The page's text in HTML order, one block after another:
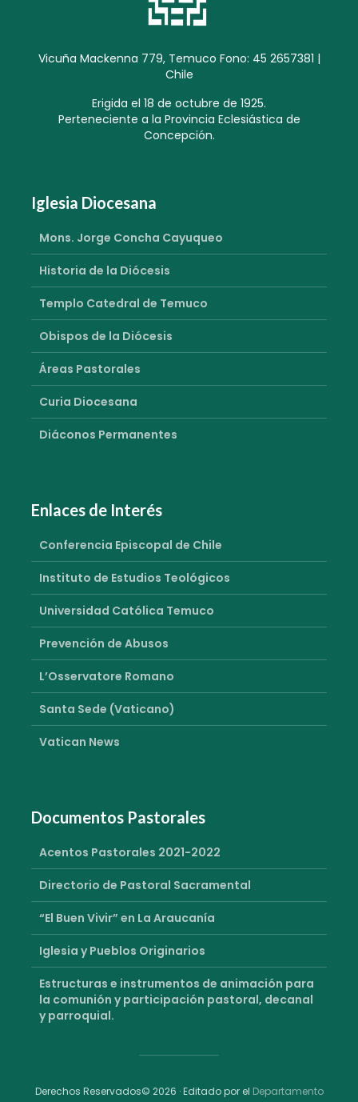
Vicuña Mackenna 779, Temuco Fono: 45 2657381 |
Chile
Erigida el 18 de octubre de 1925.
Perteneciente a la Provincia Eclesiástica de
Concepción.
Iglesia Diocesana
Mons. Jorge Concha Cayuqueo
Historia de la Diócesis
Templo Catedral de Temuco
Obispos de la Diócesis
Áreas Pastorales
Curia Diocesana
Diáconos Permanentes
Enlaces de Interés
Conferencia Episcopal de Chile
Instituto de Estudios Teológicos
Universidad Católica Temuco
Prevención de Abusos
L’Osservatore Romano
Santa Sede (Vaticano)
Vatican News
Documentos Pastorales
Acentos Pastorales 2021-2022
Directorio de Pastoral Sacramental
“El Buen Vivir” en La Araucanía
Iglesia y Pueblos Originarios
Estructuras e instrumentos de animación para
la comunión y participación pastoral, decanal
y parroquial.
Derechos Reservados© 2026 · Editado por el Departamento